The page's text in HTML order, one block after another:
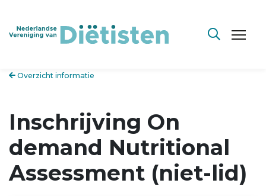
Overzicht informatie
Inschrijving On
demand Nutritional
Assessment (niet-lid)